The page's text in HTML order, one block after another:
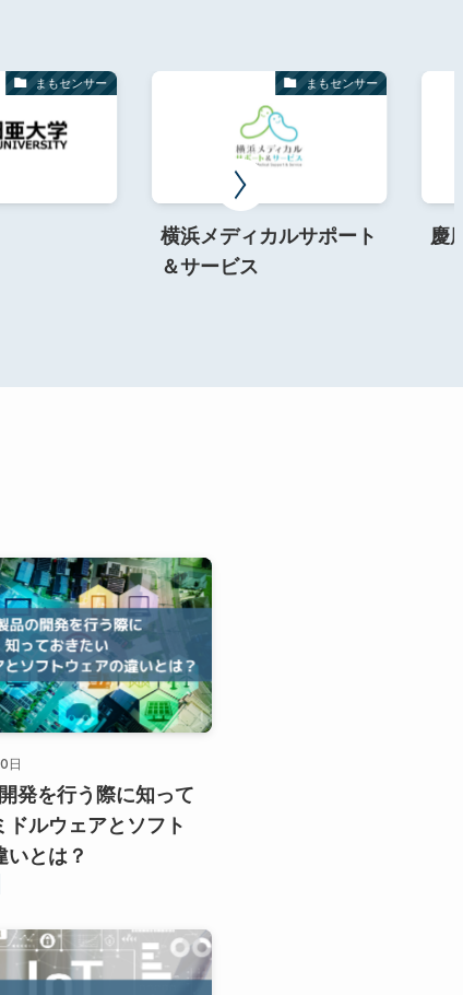
まもセンサー まもセンサー
横浜メディカルサポート
＆サービス
慶
日
発を行う際に知って
ドルウェアとソフト
いとは？